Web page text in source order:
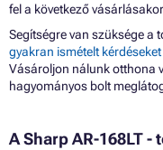
fel a következő
Segítségre van szüksége a
gyakran ismételt kérdéseket
Vásároljon nálunk otthona
hagyományos bolt
A Sharp AR-168LT